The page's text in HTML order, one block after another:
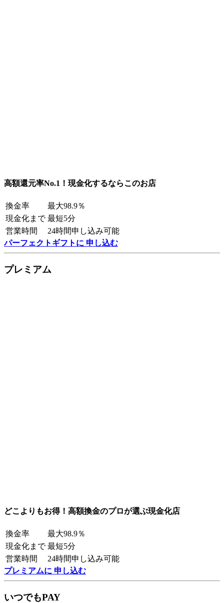
高額還元率No.1！現金化するならこのお店
換金率
最大98.9％
現金化まで 最短5分
営業時間
24時間申し込み可能
パーフェクトギフトに 申し込む
プレミアム
どこよりもお得！高額換金のプロが選ぶ現金化店
換金率
最大98.9％
現金化まで 最短5分
営業時間
24時間申し込み可能
プレミアムに 申し込む
いつでもPAY